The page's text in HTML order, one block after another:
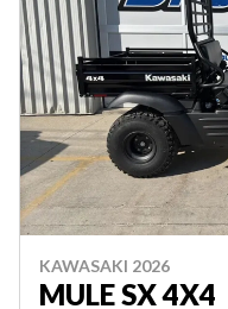
KAWASAKI 2026
MULE SX 4X4